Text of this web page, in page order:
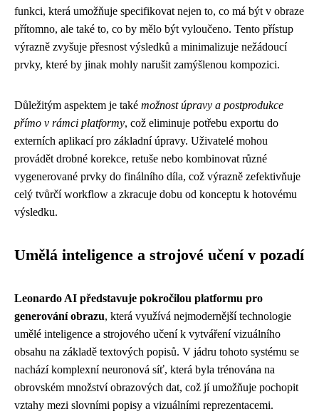
funkci, která umožňuje specifikovat nejen to, co má být v obraze
přítomno, ale také to, co by mělo být vyloučeno. Tento přístup
výrazně zvyšuje přesnost výsledků a minimalizuje nežádoucí
prvky, které by jinak mohly narušit zamýšlenou kompozici.
Důležitým aspektem je také možnost úpravy a postprodukce
přímo v rámci platformy, což eliminuje potřebu exportu do
externích aplikací pro základní úpravy. Uživatelé mohou
provádět drobné korekce, retuše nebo kombinovat různé
vygenerované prvky do finálního díla, což výrazně zefektivňuje
celý tvůrčí workflow a zkracuje dobu od konceptu k hotovému
výsledku.
Umělá inteligence a strojové učení v pozadí
Leonardo AI představuje pokročilou platformu pro
generování obrazu, která využívá nejmodernější technologie
umělé inteligence a strojového učení k vytváření vizuálního
obsahu na základě textových popisů. V jádru tohoto systému se
nachází komplexní neuronová síť, která byla trénována na
obrovském množství obrazových dat, což jí umožňuje pochopit
vztahy mezi slovními popisy a vizuálními reprezentacemi.